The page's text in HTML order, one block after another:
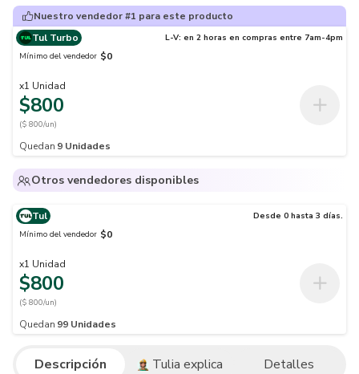
Nuestro vendedor #1 para este producto
Tul Turbo
L-V: en 2 horas en compras entre 7am-4pm
Mínimo del vendedor $0
x1 Unidad
$800
($ 800/un)
Quedan 9 Unidades
Otros vendedores disponibles
Tul
Desde 0 hasta 3 días.
Mínimo del vendedor $0
x1 Unidad
$800
($ 800/un)
Quedan 99 Unidades
Descripción Tulia explica Detalles